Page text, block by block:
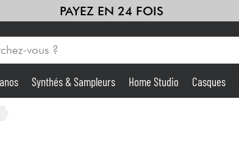
PAYEZ EN 24 FOIS
Synthés & Sampleurs Home Studio Casques